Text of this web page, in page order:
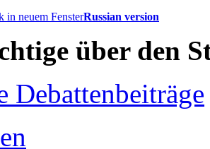
Russian version
über den
Debattenbeiträge